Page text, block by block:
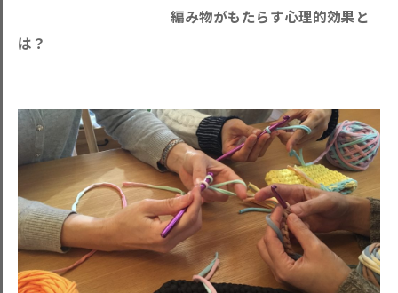
編み物がもたらす心理的効果と
は？